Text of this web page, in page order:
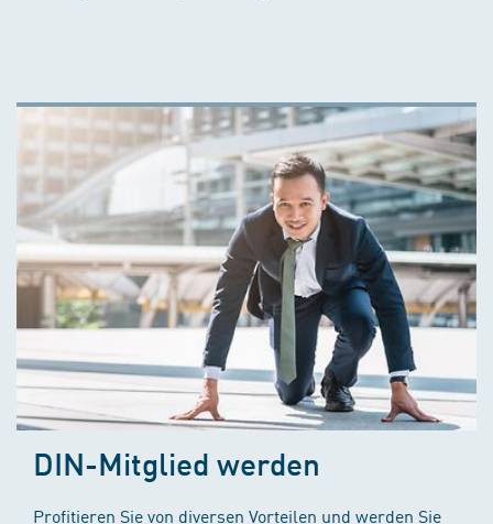
DIN-Mitglied werden
Profitieren Sie von diversen Vorteilen und werden Sie